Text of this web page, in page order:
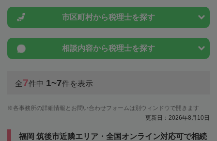
市区町村から税理士を探す
相談内容から税理士を探す
全7件中 1~7件を表示
各事務所の詳細情報とお問い合わせフォームは別ウィンドウで開きます
更新日：2026年8月10日
福岡 筑後市近隣エリア・全国オンライン対応可で相続